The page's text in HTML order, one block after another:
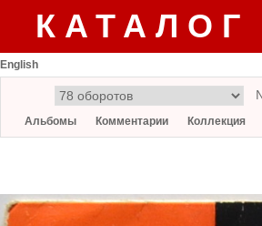
English
Альбомы Комментарии Коллекция